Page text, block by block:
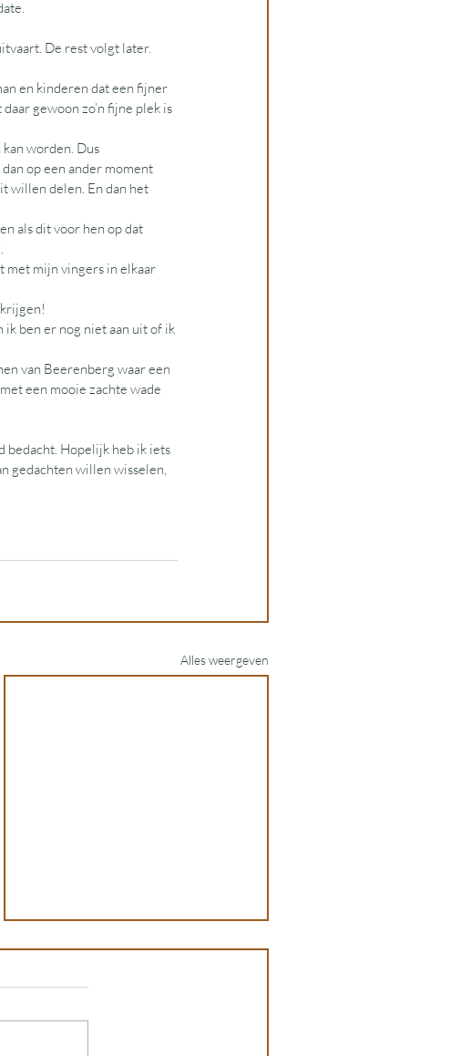
De rest volgt later.
en kinderen dat een fijner
gewoon zo’n fijne plek is
kan worden. Dus
op een ander moment
willen delen. En dan het
als dit voor hen op dat
met mijn vingers in elkaar
krijgen!
ik ben er nog niet aan uit of ik
van Beerenberg waar een
een mooie zachte wade
bedacht. Hopelijk heb ik iets
gedachten willen wisselen,
Alles weergeven